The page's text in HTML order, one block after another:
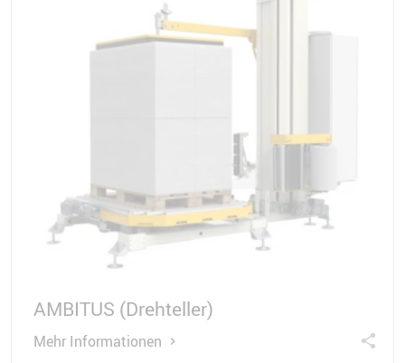
AMBITUS (Drehteller)
Mehr Informationen